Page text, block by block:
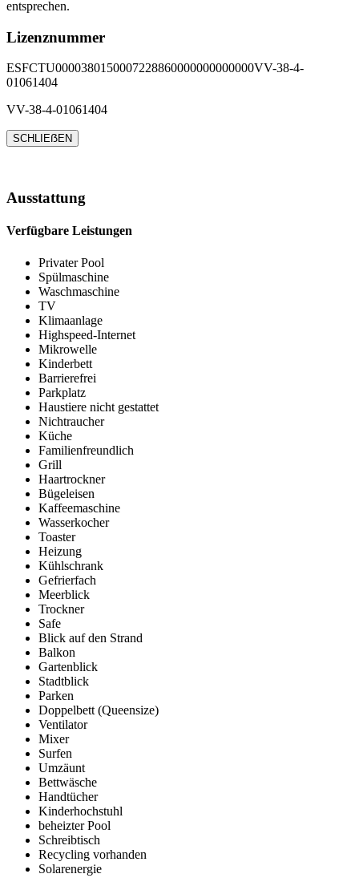
entsprechen.
Lizenznummer
ESFCTU0000380150007228860000000000000VV-38-4-
01061404
VV-38-4-01061404
SCHLIEẞEN
Ausstattung
Verfügbare Leistungen
Privater Pool
Spülmaschine
Waschmaschine
TV
Klimaanlage
Highspeed-Internet
Mikrowelle
Kinderbett
Barrierefrei
Parkplatz
Haustiere nicht gestattet
Nichtraucher
Küche
Familienfreundlich
Grill
Haartrockner
Bügeleisen
Kaffeemaschine
Wasserkocher
Toaster
Heizung
Kühlschrank
Gefrierfach
Meerblick
Trockner
Safe
Blick auf den Strand
Balkon
Gartenblick
Stadtblick
Parken
Doppelbett (Queensize)
Ventilator
Mixer
Surfen
Umzäunt
Bettwäsche
Handtücher
Kinderhochstuhl
beheizter Pool
Schreibtisch
Recycling vorhanden
Solarenergie